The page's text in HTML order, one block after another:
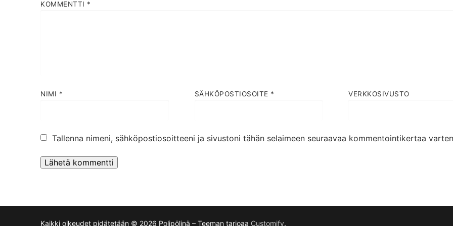
KOMMENTTI *
NIMI * SÄHKÖPOSTIOSOITE * VERKKOSIVUSTO
Tallenna nimeni, sähköpostiosoitteeni ja sivustoni tähän selaimeen seuraavaa kommentointikertaa
Kaikki oikeudet pidätetään © 2026 Polipölinä – Teeman tarjoaa Customify.